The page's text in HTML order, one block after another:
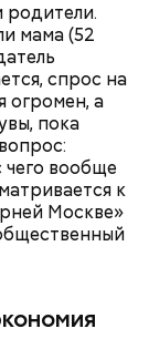
мама (52
спрос на
а
пока
чего вообще
к
Москве»
икре